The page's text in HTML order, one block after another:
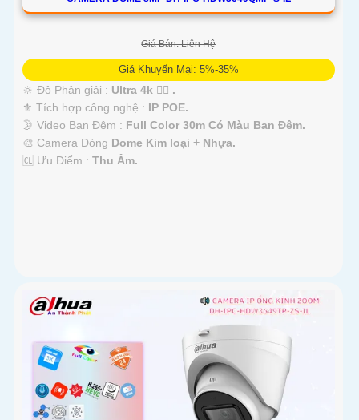
Giá Bán: Liên Hệ
Giá Khuyến Mại: 5%-35%
🔆 Độ Phân giải : Ultra 4k 👍🏾 .
⚜️ Tích hợp công nghệ : IP POE.
🌛 Video Ban Đêm : Full Color 30m Có Màu Ban Ðêm.
🎨 Camera Dòng Dome Kim loại + Nhựa.
️🆑 Ưu Điểm : Thu Âm.